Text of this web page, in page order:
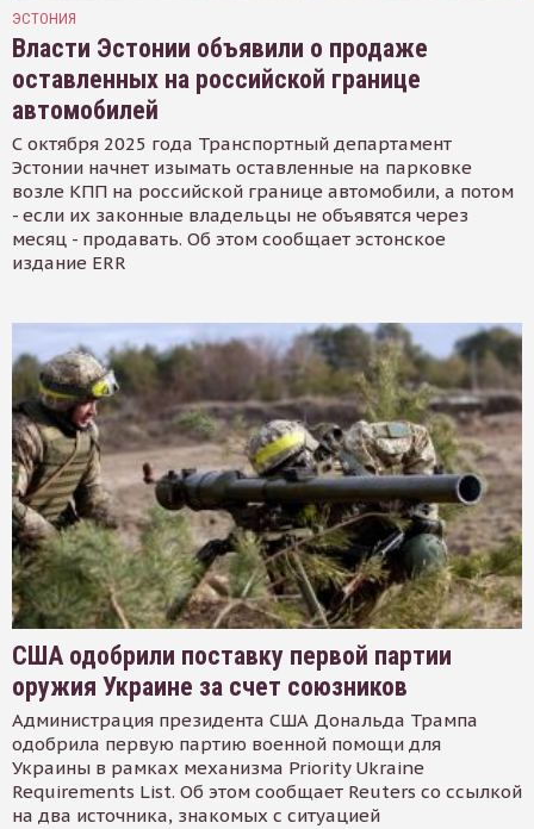
ЭСТОНИЯ
Власти Эстонии объявили о продаже
оставленных на российской границе
автомобилей
С октября 2025 года Транспортный департамент
Эстонии начнет изымать оставленные на парковке
возле КПП на российской границе автомобили, а потом
- если их законные владельцы не объявятся через
месяц - продавать. Об этом сообщает эстонское
издание ERR
США одобрили поставку первой партии
оружия Украине за счет союзников
Администрация президента США Дональда Трампа
одобрила первую партию военной помощи для
Украины в рамках механизма Priority Ukraine
Requirements List. Об этом сообщает Reuters со ссылкой
на два источника, знакомых с ситуацией